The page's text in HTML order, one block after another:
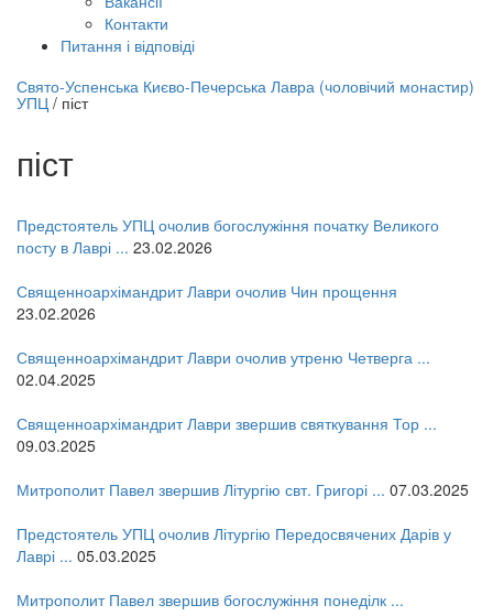
Контакти
Питання і відповіді
трансляція |
12 вересня
Свято-Успенська Києво-Печерська Лавра (чоловічий монастир)
УПЦ / піст
піст
Предстоятель УПЦ очолив богослужіння початку Великого
посту в Лаврі ... 23.02.2026
Священноархімандрит Лаври очолив Чин прощення
23.02.2026
Священноархімандрит Лаври очолив утреню Четверга ...
02.04.2025
Священноархімандрит Лаври звершив святкування Тор ...
09.03.2025
Митрополит Павел звершив Літургію свт. Григорі ... 07.03.2025
Предстоятель УПЦ очолив Літургію Передосвячених Дарів у
Лаврі ... 05.03.2025
Митрополит Павел звершив богослужіння понеділк ...